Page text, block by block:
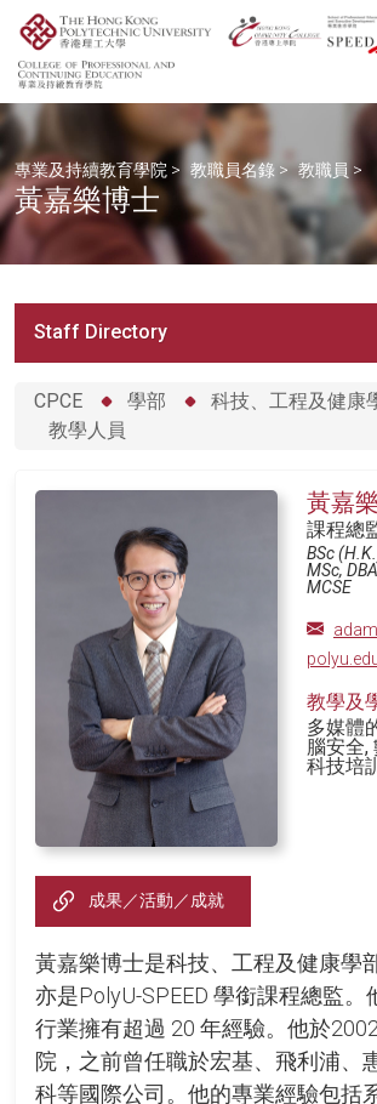
專業及持續教育學院 > 教職員名錄 > 教職員 >
黃嘉樂博士
Staff Directory
CPCE 學部
科技、工程及健康
教學人員
黃嘉
課程總
BSc
MSc,
MCSE
教學及
多媒體
腦安全,
科技培
成果／活動／成就
黃嘉樂博士是科技、工程及健康學
亦是PolyU-SPEED 學銜課程總監。
行業擁有超過 20 年經驗。他於
院，之前曾任職於宏基、飛利浦、
科等國際公司。他的專業經驗包括